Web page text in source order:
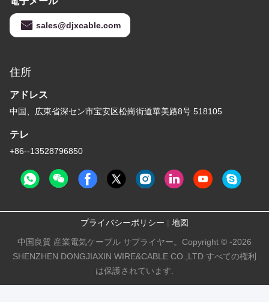
sales@djxcable.com
住所
アドレス
中国、広東省深セン市宝安区松崗街道華美路8号 518105
テレ
+86--13528796850
プライバシーポリシー | 地図
中国良質 産業電気ケーブル サプライヤー。Copyright © -2026
SHENZHEN DONGJIAXIN WIRE&CABLE CO.,LTD すべての権利
は保護されています.